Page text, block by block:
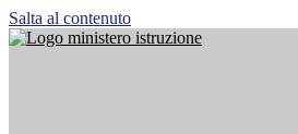
Salta al contenuto